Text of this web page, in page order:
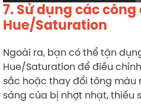
7. Sử dụng các
Hue/Saturation
Ngoài ra, bạn có thể tận
Hue/Saturation để điều
sắc hoặc thay đổi tông màu
sáng của bị nhợt nhạt, thiếu